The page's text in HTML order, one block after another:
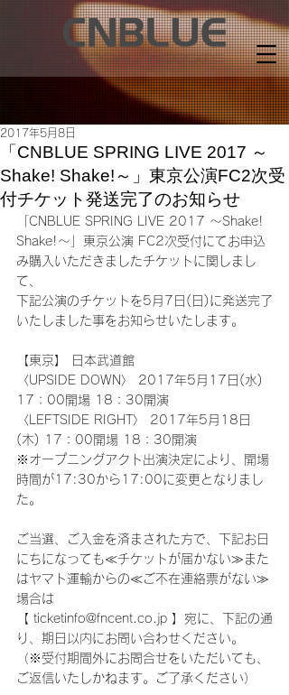
「CNBLUE SPRING LIVE 2017 ～
Shake! Shake!～」東京公演FC2次受
付チケット発送完了のお知らせ
2017年5月8日
「CNBLUE SPRING LIVE 2017 ～Shake!
Shake!～」東京公演 FC2次受付にてお申込
み購入いただきましたチケットに関しまし
て、
下記公演のチケットを5月7日(日)に発送完了
いたしました事をお知らせいたします。
【東京】 日本武道館
〈UPSIDE DOWN〉 2017年5月17日(水)
17：00開場 18：30開演
〈LEFTSIDE RIGHT〉 2017年5月18日
(木) 17：00開場 18：30開演
※オープニングアクト出演決定により、開場
時間が17:30から17:00に変更となりまし
た。
ご当選、ご入金を済まされた方で、下記お日
にちになっても≪チケットが届かない≫また
はヤマト運輸からの≪ご不在連絡票がない≫
場合は
【 ticketinfo@fncent.co.jp 】宛に、下記の通
り、期日以内にお問い合わせください。
（※受付期間外にお問合せをいただいても、
ご返信いたしかねます。ご了承ください）